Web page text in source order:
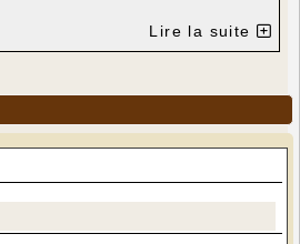
Adjoint au 06 16 48 10 68
Lire la suite